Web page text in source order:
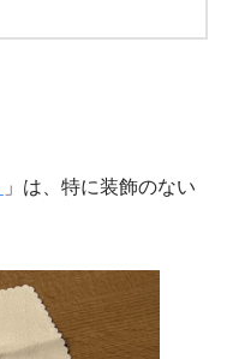
」は、特に装飾のない